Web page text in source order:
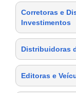
Corretoras e
Investimentos
Distribuidoras
Editoras e